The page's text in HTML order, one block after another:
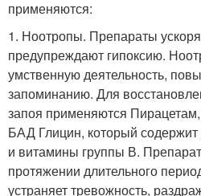
применяются:
1. Ноотропы. Препараты
предупреждают гипоксию.
умственную деятельность,
запоминанию. Для
запоя применяются
БАД Глицин, который содержит
и витамины группы В.
протяжении длительного
устраняет тревожность,